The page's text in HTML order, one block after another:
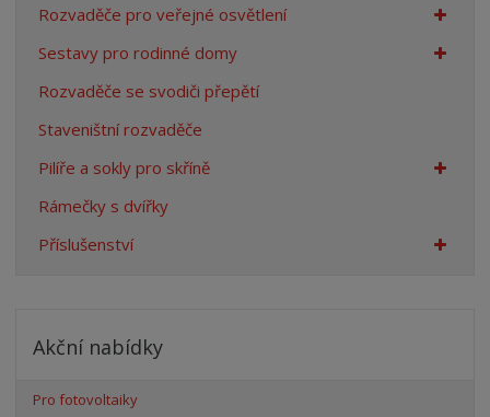
Rozvaděče pro veřejné osvětlení
Sestavy pro rodinné domy
Rozvaděče se svodiči přepětí
Staveništní rozvaděče
Pilíře a sokly pro skříně
Rámečky s dvířky
Příslušenství
Akční nabídky
Pro fotovoltaiky